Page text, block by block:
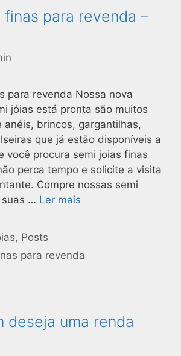
finas para revenda –
para revenda Nossa nova
jóias está pronta são muitos
anéis, brincos, gargantilhas,
que já estão disponíveis a
você procura semi joias finas
perca tempo e solicite a visita
Compre nossas semi
suas … Ler mais
, Posts
para revenda
deseja uma renda